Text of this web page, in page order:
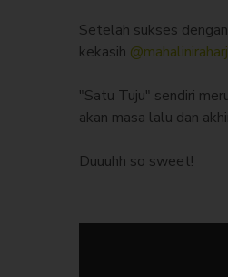
Setelah sukses
kekasih
"Satu Tuju" sendiri
akan masa lalu dan
Duuuhh so sweet!